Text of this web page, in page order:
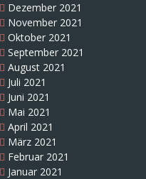
Dezember 2021
November 2021
Oktober 2021
September 2021
August 2021
Juli 2021
Juni 2021
Mai 2021
April 2021
März 2021
Februar 2021
Januar 2021